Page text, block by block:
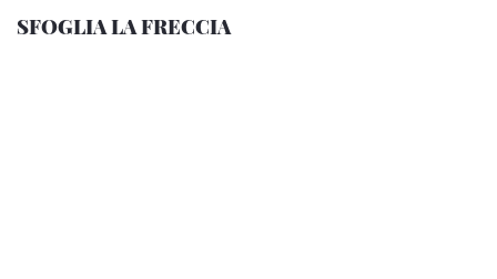
SFOGLIA LA FRECCIA